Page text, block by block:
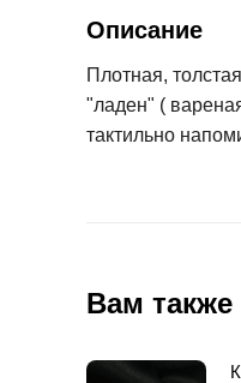
Описание
Плотная,
"ладен" (
тактильно
Вам